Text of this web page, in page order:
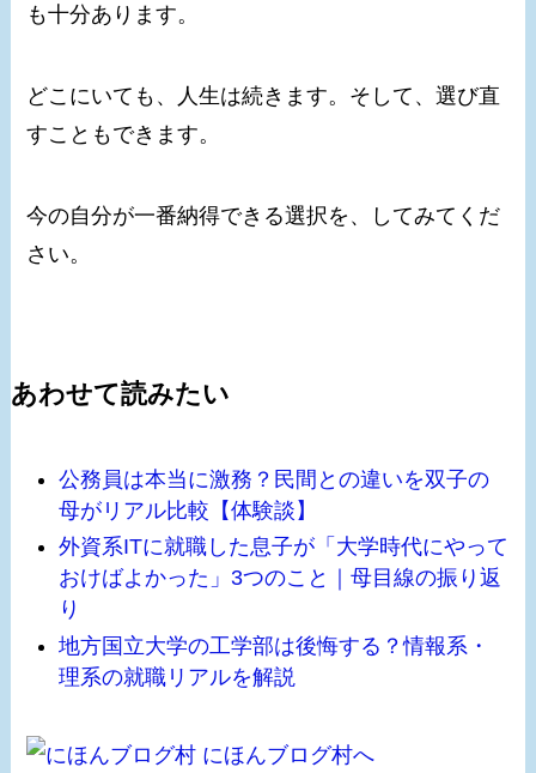
も十分あります。
どこにいても、人生は続きます。そして、選び直
すこともできます。
今の自分が一番納得できる選択を、してみてくだ
さい。
あわせて読みたい
公務員は本当に激務？民間との違いを双子の
母がリアル比較【体験談】
外資系ITに就職した息子が「大学時代にやって
おけばよかった」3つのこと｜母目線の振り返
り
地方国立大学の工学部は後悔する？情報系・
理系の就職リアルを解説